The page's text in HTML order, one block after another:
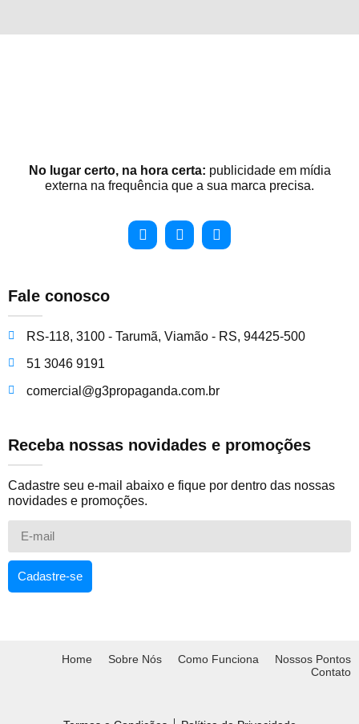
No lugar certo, na hora certa: publicidade em mídia
externa na frequência que a sua marca precisa.
Fale conosco
RS-118, 3100 - Tarumã, Viamão - RS, 94425-500
51 3046 9191
comercial@g3propaganda.com.br
Receba nossas novidades e promoções
Cadastre seu e-mail abaixo e fique por dentro das nossas
novidades e promoções.
Cadastre-se
Home Sobre Nós Como Funciona
Nossos Pontos
Contato